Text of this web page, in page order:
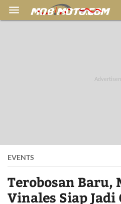

EVENTS
Terobosan Baru,
Vinales Siap Jadi